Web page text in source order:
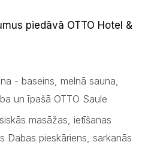
- baseins, melnā sauna,
un īpašā OTTO Saule
masāžas, ietīšanas
Dabas pieskāriens, sarkanās